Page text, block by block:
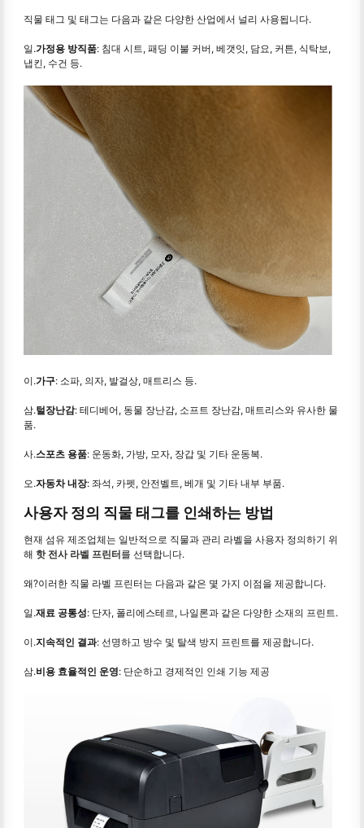
직물 태그 및 태그는 다음과 같은 다양한 산업에서 널리 사용됩니다.
일.가정용 방직품: 침대 시트, 패딩 이불 커버, 베갯잇, 담요, 커튼, 식탁보,
냅킨, 수건 등.
이.가구: 소파, 의자, 발걸상, 매트리스 등.
삼.털장난감: 테디베어, 동물 장난감, 소프트 장난감, 매트리스와 유사한 물
품.
사.스포츠 용품: 운동화, 가방, 모자, 장갑 및 기타 운동복.
오.자동차 내장: 좌석, 카펫, 안전벨트, 베개 및 기타 내부 부품.
사용자 정의 직물 태그를 인쇄하는 방법
현재 섬유 제조업체는 일반적으로 직물과 관리 라벨을 사용자 정의하기 위
해 핫 전사 라벨 프린터를 선택합니다.
왜?이러한 직물 라벨 프린터는 다음과 같은 몇 가지 이점을 제공합니다.
일.재료 공통성: 단자, 폴리에스테르, 나일론과 같은 다양한 소재의 프린트.
이.지속적인 결과: 선명하고 방수 및 탈색 방지 프린트를 제공합니다.
삼.비용 효율적인 운영: 단순하고 경제적인 인쇄 기능 제공